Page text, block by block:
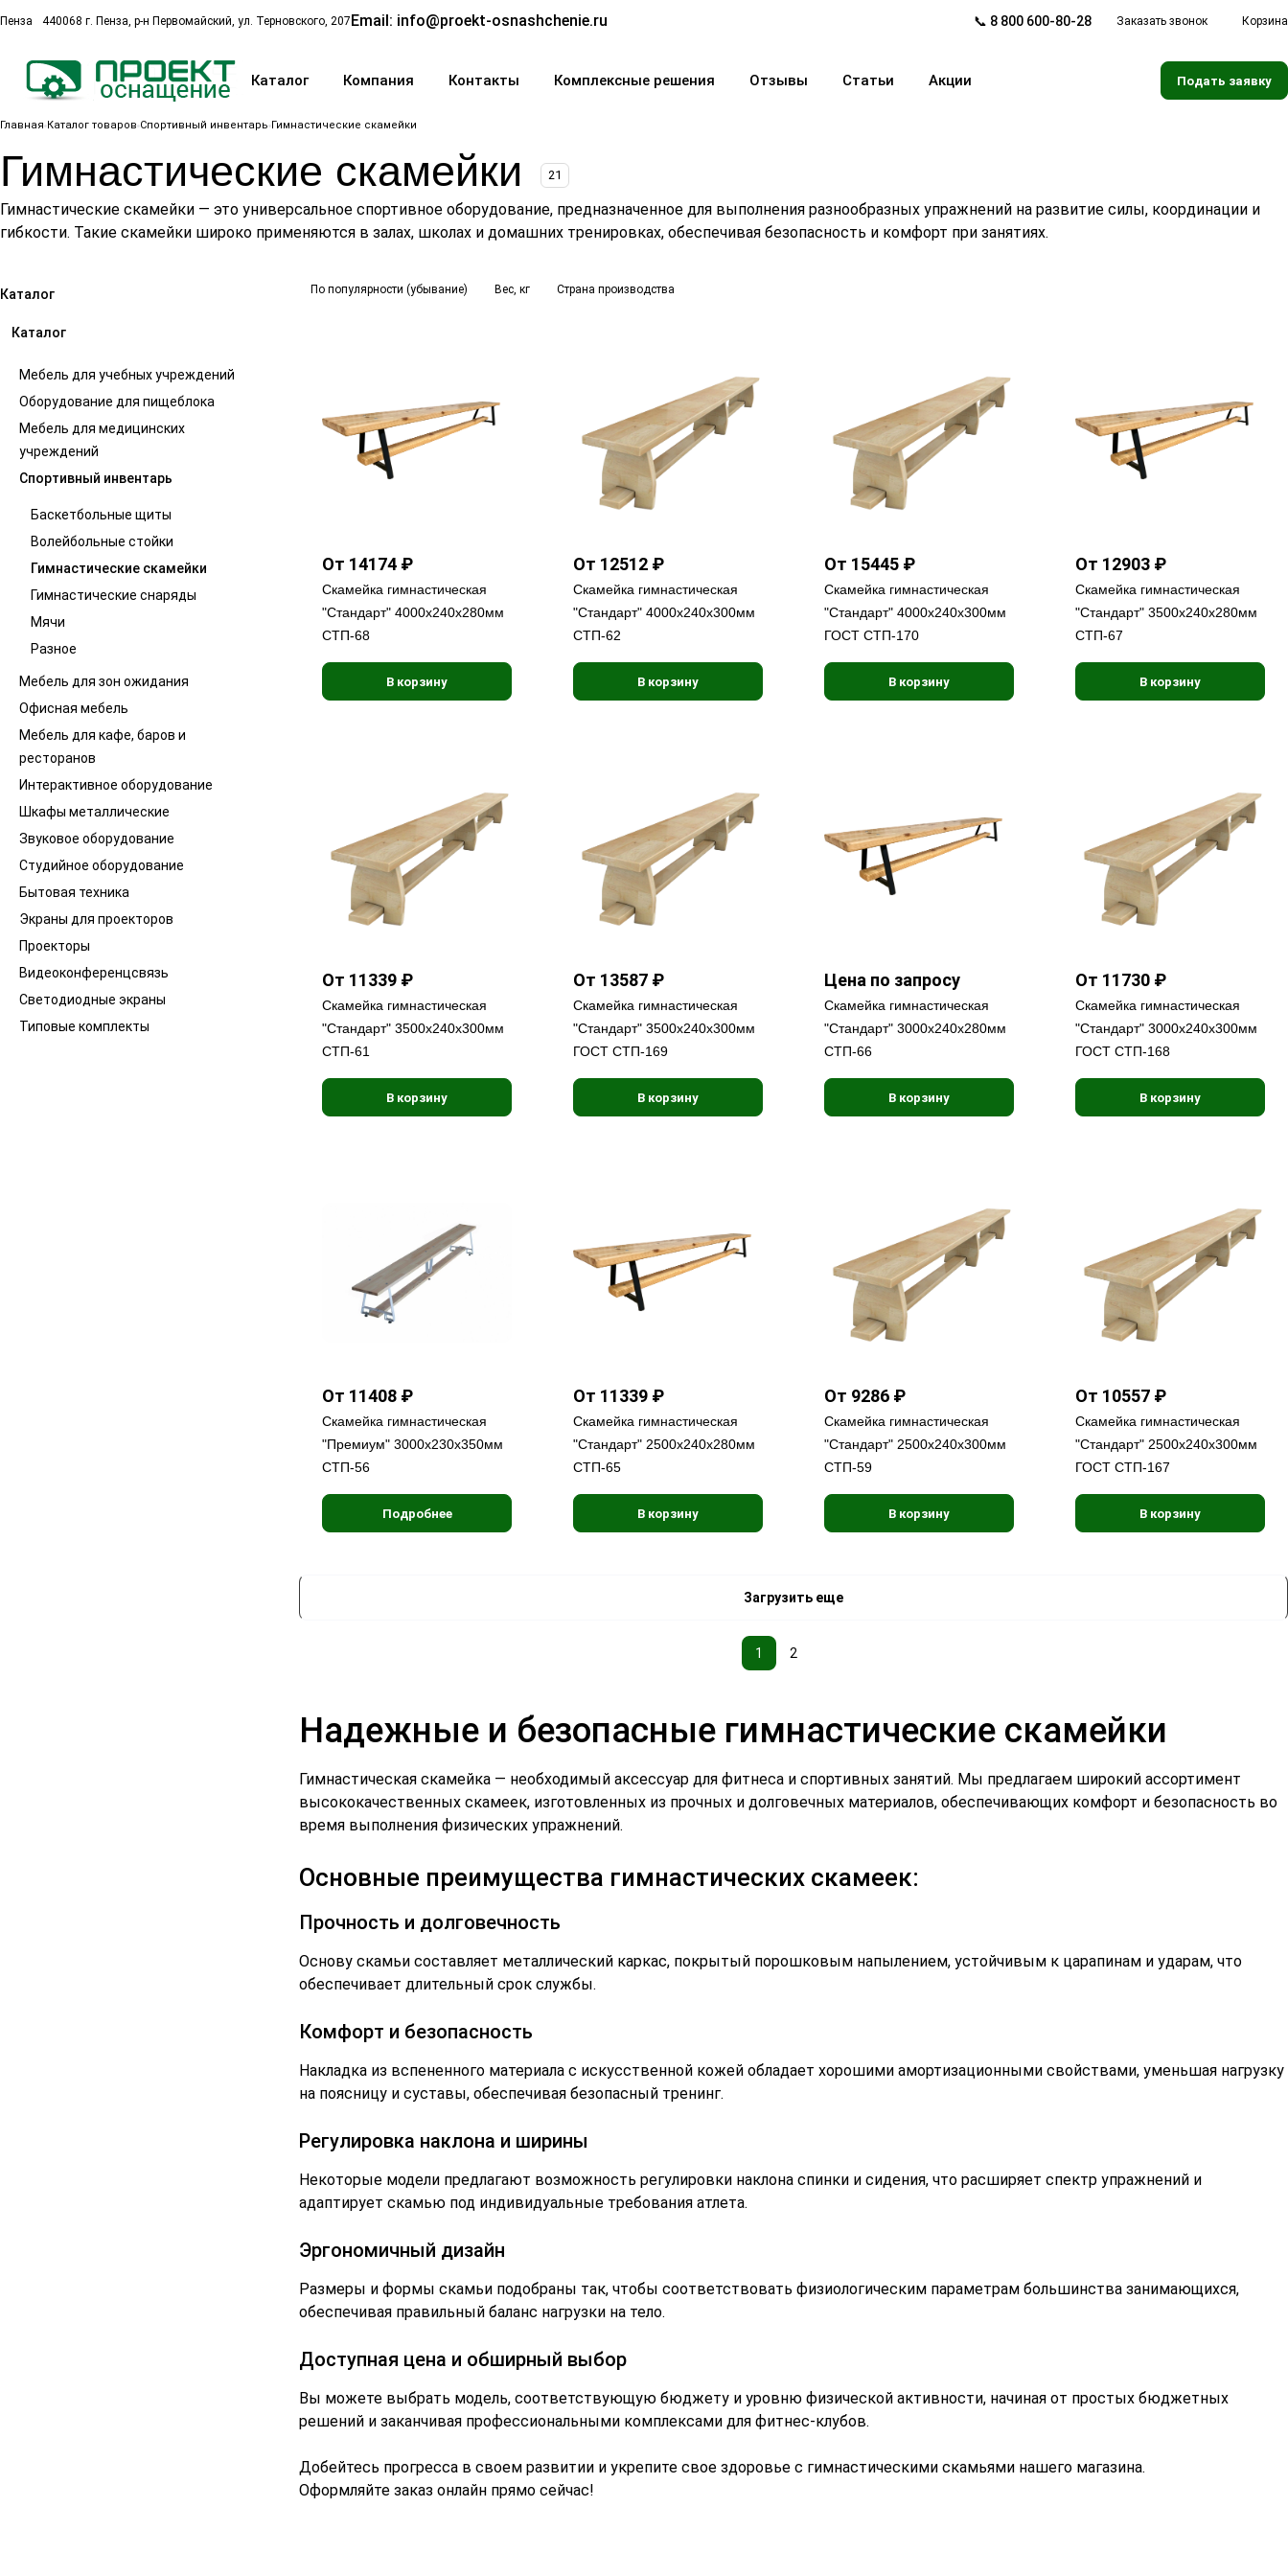
Пенза 440068 г. Пенза, р-н Первомайский, ул. Терновского, 207Email: info@proekt-osnashchenie.ru 📞 8 800 600-80-28 Заказать звонок Корзина
Каталог Компания Контакты Комплексные решения Отзывы Статьи Акции Подать заявку
Главная Каталог товаров Спортивный инвентарь Гимнастические скамейки
Гимнастические скамейки 21
Гимнастические скамейки — это универсальное спортивное оборудование, предназначенное для выполнения разнообразных упражнений на развитие силы, координации и
гибкости. Такие скамейки широко применяются в залах, школах и домашних тренировках, обеспечивая безопасность и комфорт при занятиях.
По популярности (убывание) Вес, кг Страна производства
От 14174 ₽
Скамейка гимнастическая
"Стандарт" 4000х240х280мм
СТП-68
В корзину
От 12512 ₽
Скамейка гимнастическая
"Стандарт" 4000х240х300мм
СТП-62
В корзину
От 15445 ₽
Скамейка гимнастическая
"Стандарт" 4000х240х300мм
ГОСТ СТП-170
В корзину
От 12903 ₽
Скамейка гимнастическая
"Стандарт" 3500х240х280мм
СТП-67
В корзину
От 11339 ₽
Скамейка гимнастическая
"Стандарт" 3500х240х300мм
СТП-61
В корзину
От 13587 ₽
Скамейка гимнастическая
"Стандарт" 3500х240х300мм
ГОСТ СТП-169
В корзину
Цена по запросу
Скамейка гимнастическая
"Стандарт" 3000х240х280мм
СТП-66
В корзину
От 11730 ₽
Скамейка гимнастическая
"Стандарт" 3000х240х300мм
ГОСТ СТП-168
В корзину
От 11408 ₽
Скамейка гимнастическая
"Премиум" 3000х230х350мм
СТП-56
Подробнее
От 11339 ₽
Скамейка гимнастическая
"Стандарт" 2500х240х280мм
СТП-65
В корзину
От 9286 ₽
Скамейка гимнастическая
"Стандарт" 2500х240х300мм
СТП-59
В корзину
От 10557 ₽
Скамейка гимнастическая
"Стандарт" 2500х240х300мм
ГОСТ СТП-167
В корзину
Загрузить еще
1 2
Надежные и безопасные гимнастические скамейки
Гимнастическая скамейка — необходимый аксессуар для фитнеса и спортивных занятий. Мы предлагаем широкий ассортимент
высококачественных скамеек, изготовленных из прочных и долговечных материалов, обеспечивающих комфорт и безопасность во
время выполнения физических упражнений.
Основные преимущества гимнастических скамеек:
Прочность и долговечность
Основу скамьи составляет металлический каркас, покрытый порошковым напылением, устойчивым к царапинам и ударам, что
обеспечивает длительный срок службы.
Комфорт и безопасность
Накладка из вспененного материала с искусственной кожей обладает хорошими амортизационными свойствами, уменьшая нагрузку
на поясницу и суставы, обеспечивая безопасный тренинг.
Регулировка наклона и ширины
Некоторые модели предлагают возможность регулировки наклона спинки и сидения, что расширяет спектр упражнений и
адаптирует скамью под индивидуальные требования атлета.
Эргономичный дизайн
Размеры и формы скамьи подобраны так, чтобы соответствовать физиологическим параметрам большинства занимающихся,
обеспечивая правильный баланс нагрузки на тело.
Доступная цена и обширный выбор
Вы можете выбрать модель, соответствующую бюджету и уровню физической активности, начиная от простых бюджетных
решений и заканчивая профессиональными комплексами для фитнес-клубов.
Добейтесь прогресса в своем развитии и укрепите свое здоровье с гимнастическими скамьями нашего магазина.
Оформляйте заказ онлайн прямо сейчас!
Каталог
Каталог
Мебель для учебных учреждений
Оборудование для пищеблока
Мебель для медицинских
учреждений
Спортивный инвентарь
Баскетбольные щиты
Волейбольные стойки
Гимнастические скамейки
Гимнастические снаряды
Мячи
Разное
Мебель для зон ожидания
Офисная мебель
Мебель для кафе, баров и
ресторанов
Интерактивное оборудование
Шкафы металлические
Звуковое оборудование
Студийное оборудование
Бытовая техника
Экраны для проекторов
Проекторы
Видеоконференцсвязь
Светодиодные экраны
Типовые комплекты